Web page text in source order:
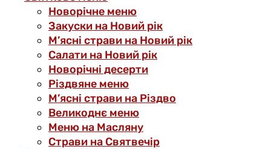
Новорічне меню
Закуски на Новий рік
М’ясні страви на Новий рік
Салати на Новий рік
Новорічні десерти
Різдвяне меню
М’ясні страви на Різдво
Великоднє меню
Меню на Масляну
Страви на Святвечір